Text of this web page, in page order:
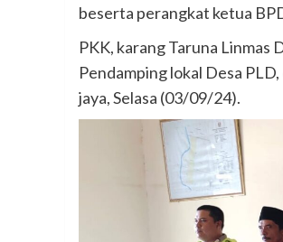
beserta perangkat ketua
PKK, karang Taruna Linmas
Pendamping lokal Desa
jaya, Selasa (03/09/24).